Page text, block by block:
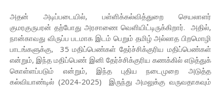
அதன் அடிப்படையில், பள்ளிக்கல்வித்துறை செயலாளர்
குமரகுருபரன் தற்போது அரசாணை வெளியிட்டிருக்கிறார். அதில்,
நான்காவது விருப்ப படமாக இடம் பெறும் தமிழ் அல்லாத பிறமொழி
பாடங்களுக்கு, 35 மதிப்பெண்கள் தேர்ச்சிக்குரிய மதிப்பெண்கள்
என்றும், இந்த மதிப்பெண் இனி தேர்ச்சிக்குரிய கணக்கில் எடுத்துக்
கொள்ளப்படும் என்றும், இந்த புதிய நடைமுறை அடுத்த
கல்வியாண்டில் (2024-2025) இருந்து அமலுக்கு வருவதாகவும்